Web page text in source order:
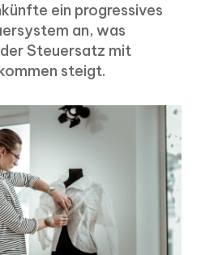
ein progressives
an, was
Steuersatz mit
steigt.